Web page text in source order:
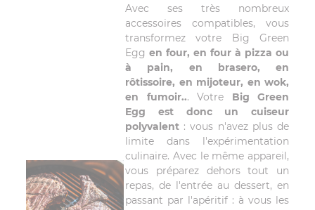
Avec ses très nombreux
accessoires compatibles, vous
transformez votre Big Green
Egg en four, en four à pizza ou
à pain, en brasero, en
rôtissoire, en mijoteur, en wok,
en fumoir... Votre Big Green
Egg est donc un cuiseur
polyvalent : vous n'avez plus de
limite dans l'expérimentation
culinaire. Avec le même appareil,
vous préparez dehors tout un
repas, de l'entrée au dessert, en
passant par l'apéritif : à vous les